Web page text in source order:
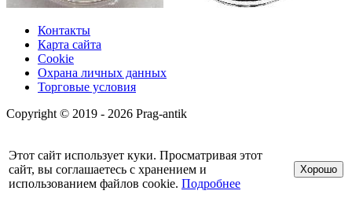
Контакты
Карта сайта
Cookie
Охрана личных данных
Торговые условия
Copyright © 2019 - 2026 Prag-antik
Этот сайт использует куки. Просматривая этот
сайт, вы соглашаетесь с хранением и
использованием файлов cookie. Подробнее
Хорошо